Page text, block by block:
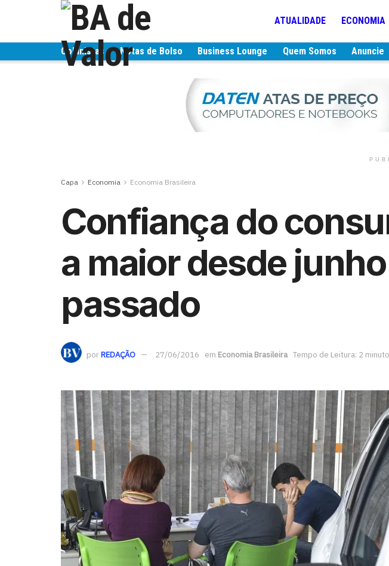
ATUALIDADE ECONOMIA
Colunistas Notas de Bolso Business Lounge Quem Somos Anuncie
Capa Economia Economia Brasileira
Confiança do
a maior desde
passado
porREDAÇÃO 27/06/2016 em Economia Brasileira Tempo de Leitura: 2